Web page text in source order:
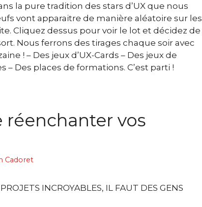
la pure tradition des stars d’UX que nous
vont apparaitre de manière aléatoire sur les
Cliquez dessus pour voir le lot et décidez de
Nous ferrons des tirages chaque soir avec
! – Des jeux d’UX-Cards – Des jeux de
– Des places de formations. C’est parti !
réenchanter vos
Cadoret
INCROYABLES, IL FAUT DES GENS